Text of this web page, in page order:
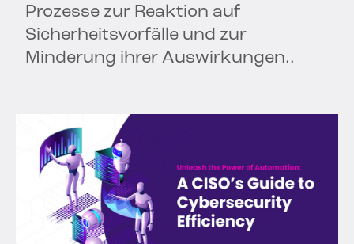
Prozesse zur Reaktion auf
Sicherheitsvorfälle und zur
Minderung ihrer Auswirkungen..